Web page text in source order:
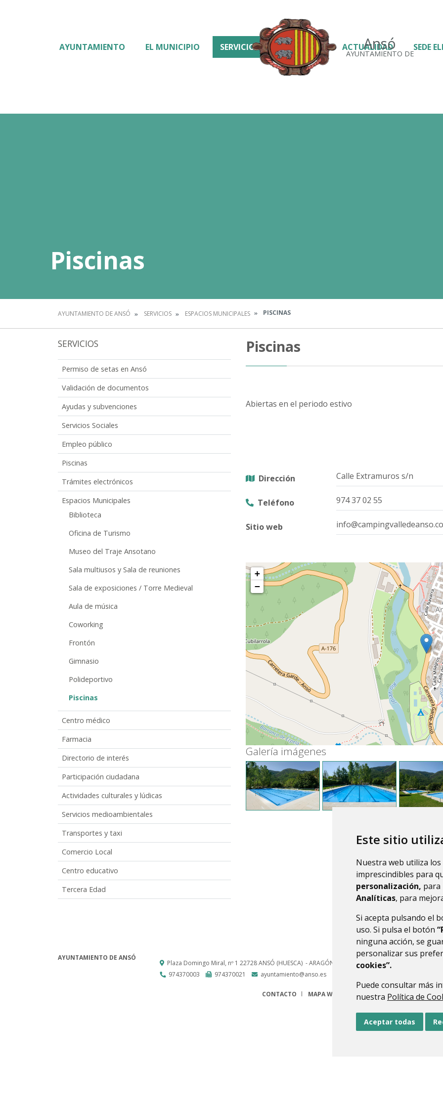
Este sitio
Nuestra web utiliza
imprescindibles para
personalización, para
Analíticas, para
Si acepta pulsando el
uso. Si pulsa el botón
ninguna acción, se
personalizar sus
cookies”.
Puede consultar más
nuestra Política de
Aceptar todas
Ansó
AYUNTAMIENTO DE
AYUNTAMIENTO EL MUNICIPIO SERVICIOS ACTUALIDAD SEDE
Piscinas
AYUNTAMIENTO DE ANSÓ SERVICIOS ESPACIOS MUNICIPALES PISCINAS
SERVICIOS
Permiso de setas en Ansó
Validación de documentos
Ayudas y subvenciones
Servicios Sociales
Empleo público
Piscinas
Trámites electrónicos
Espacios Municipales
Biblioteca
Oficina de Turismo
Museo del Traje Ansotano
Sala multiusos y Sala de reuniones
Sala de exposiciones / Torre Medieval
Aula de música
Coworking
Frontón
Gimnasio
Polideportivo
Piscinas
Centro médico
Farmacia
Directorio de interés
Participación ciudadana
Actividades culturales y lúdicas
Servicios medioambientales
Transportes y taxi
Comercio Local
Centro educativo
Tercera Edad
Piscinas
Abiertas en el periodo estivo
Dirección Calle Extramuros s/n
Teléfono 974 37 02 55
Sitio web
+
−
Galería imágenes
AYUNTAMIENTO DE ANSÓ
Plaza Domingo Miral, nº 1 22728ANSÓ (HUESCA) - ARAGÓN
(ESPAÑA)
974370003
974370021 ayuntamiento@anso.es
CONTACTO MAPA WEB AVISO LEGAL